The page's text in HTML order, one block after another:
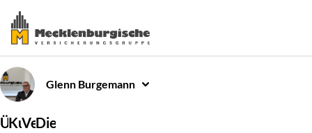
Glenn Burgemann
Über
Kundenservice
Versicherungen
Die